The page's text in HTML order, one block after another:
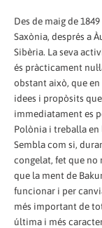
Des de maig de
Saxònia, després a
Sibèria. La seva
és pràcticament
obstant això, que
idees i propòsits
immediatament es
Polònia i treballa
Sembla com si,
congelat, fet que
que la ment de
funcionar i per
més important de
última i més